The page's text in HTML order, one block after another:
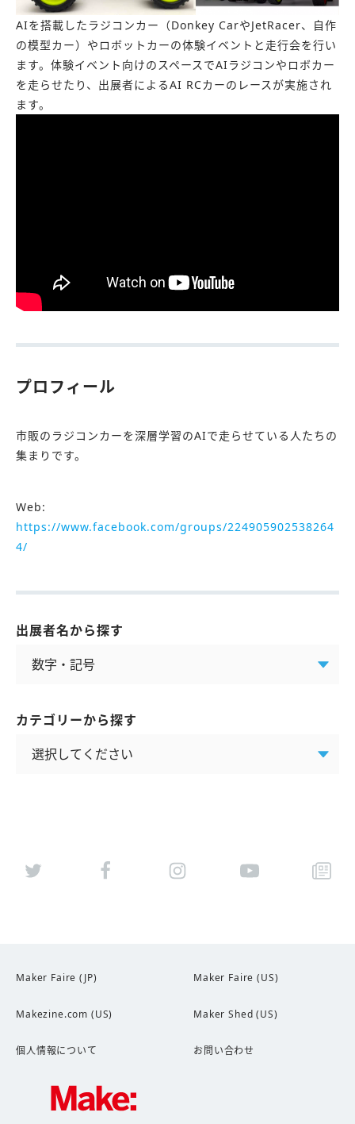
AIを搭載したラジコンカー（Donkey CarやJetRacer、自作
の模型カー）やロボットカーの体験イベントと走行会を行い
ます。体験イベント向けのスペースでAIラジコンやロボカー
を走らせたり、出展者によるAI RCカーのレースが実施され
ます。
プロフィール
市販のラジコンカーを深層学習のAIで走らせている人たちの
集まりです。
Web:
https://www.facebook.com/groups/224905902538264
4/
出展者名から探す
カテゴリーから探す
Maker Faire (JP) Maker Faire (US)
Makezine.com (US) Maker Shed (US)
個人情報について お問い合わせ